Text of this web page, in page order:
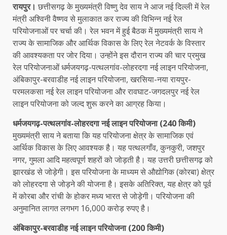
रायपुर। छत्तीसगढ़ के मुख्यमंत्री विष्णु देव साय ने आज नई दिल्ली में रेल
मंत्री अश्विनी वैष्णव से मुलाकात कर राज्य की विभिन्न नई रेल
परियोजनाओं पर चर्चा की। रेल भवन में हुई बैठक में मुख्यमंत्री साय ने
राज्य के सामाजिक और आर्थिक विकास के लिए रेल नेटवर्क के विस्तार
की आवश्यकता पर जोर दिया। उन्होंने इस दौरान राज्य की चार प्रमुख
रेल परियोजनाओं धर्मजयगढ़-पत्थलगांव-लोहरदगा नई लाइन परियोजना,
अंबिकापुर-बरवाडीह नई लाइन परियोजना, खरसिया-नया रायपुर-
परमलकसा नई रेल लाइन परियोजना और रावघाट-जगदलपुर नई रेल
लाइन परियोजना को जल्द शुरू करने का आग्रह किया।
धर्मजयगढ़-पत्थलगांव-लोहरदगा नई लाइन परियोजना (240 किमी)
मुख्यमंत्री साय ने बताया कि यह परियोजना क्षेत्र के सामाजिक एवं
आर्थिक विकास के लिए आवश्यक है। यह पत्थलगाँव, कुनकुरी, जशपुर
नगर, गुमला आदि महत्वपूर्ण शहरों को जोड़ती है। यह उत्तरी छत्तीसगढ़ को
झारखंड से जोड़ेगी। इस परियोजना के माध्यम से औद्योगिक (कोरबा) क्षेत्र
को लोहरदगा से जोड़ने की योजना है। इसके अतिरिक्त, यह क्षेत्र को पूर्व
में कोरबा और रांची के होकर मध्य भारत से जोड़ेगी। परियोजना की
अनुमानित लागत लगभग 16,000 करोड़ रुपए है।
अंबिकापुर-बरवाडीह नई लाइन परियोजना (200 किमी)